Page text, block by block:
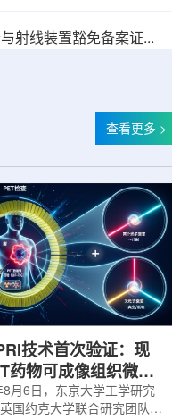
放射性检测结果达
生态环境部公告66项放射性同位素与射线装置豁免备案证明文件
查看更多 >
技术首次验证：现
药物可成像组织微环
8月6日，东京大学工学研究
国约克大学联合研究团队宣